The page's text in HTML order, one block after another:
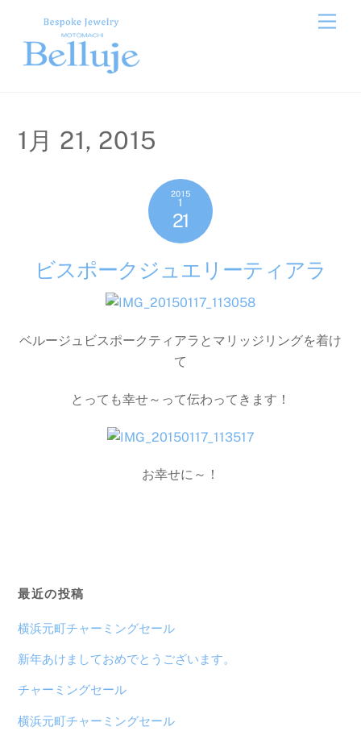
content
1月 21, 2015
2015
1
21
ビスポークジュエリーティアラ
ベルージュビスポークティアラとマリッジリングを着け
て
とっても幸せ～って伝わってきます！
お幸せに～！
最近の投稿
横浜元町チャーミングセール
新年あけましておめでとうございます。
チャーミングセール
横浜元町チャーミングセール